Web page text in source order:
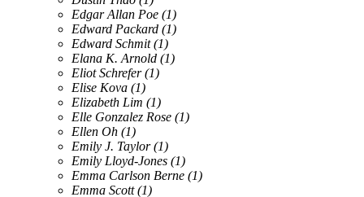
Edgar Allan Poe (1)
Edward Packard (1)
Edward Schmit (1)
Elana K. Arnold (1)
Eliot Schrefer (1)
Elise Kova (1)
Elizabeth Lim (1)
Elle Gonzalez Rose (1)
Ellen Oh (1)
Emily J. Taylor (1)
Emily Lloyd-Jones (1)
Emma Carlson Berne (1)
Emma Scott (1)